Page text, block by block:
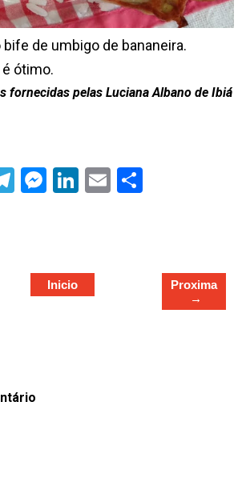
de umbigo de bananeira.
ótimo.
fornecidas pelas Luciana Albano de Ibiá
Proxima
→
Inicio